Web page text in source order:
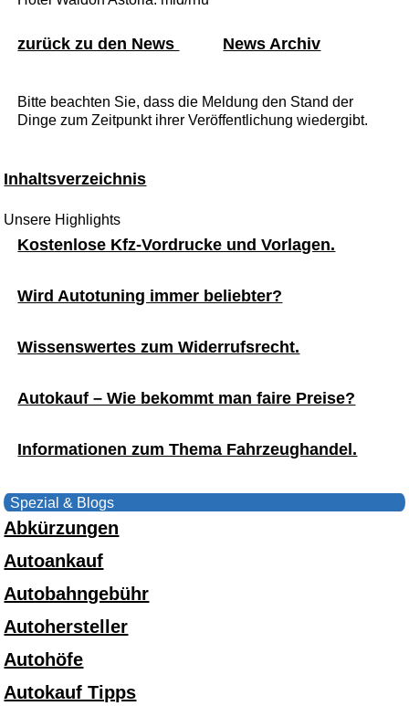
zurück zu den News News Archiv
Bitte beachten Sie, dass die Meldung den Stand der
Dinge zum Zeitpunkt ihrer Veröffentlichung wiedergibt.
Inhaltsverzeichnis
Unsere Highlights
Kostenlose Kfz-Vordrucke und Vorlagen.
Wird Autotuning immer beliebter?
Wissenswertes zum Widerrufsrecht.
Autokauf – Wie bekommt man faire Preise?
Informationen zum Thema Fahrzeughandel.
Spezial & Blogs
Abkürzungen
Autoankauf
Autobahngebühr
Autohersteller
Autohöfe
Autokauf Tipps